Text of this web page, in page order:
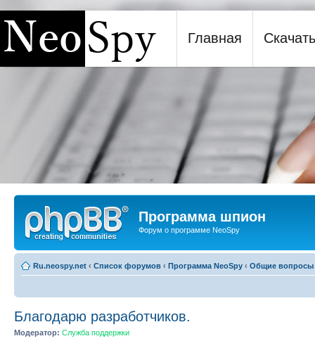
Программа шпион NeoSpy
Главная Скачать
Программа шпион
Форум о программе NeoSpy
Ru.neospy.net ‹ Список форумов ‹ Программа NeoSpy ‹ Общие вопросы
Благодарю разработчиков.
Модератор: Служба поддержки